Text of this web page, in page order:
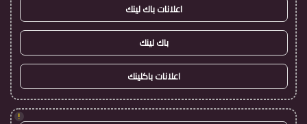
اعلانات باك لينك
باك لينك
اعلانات باكلينك
!